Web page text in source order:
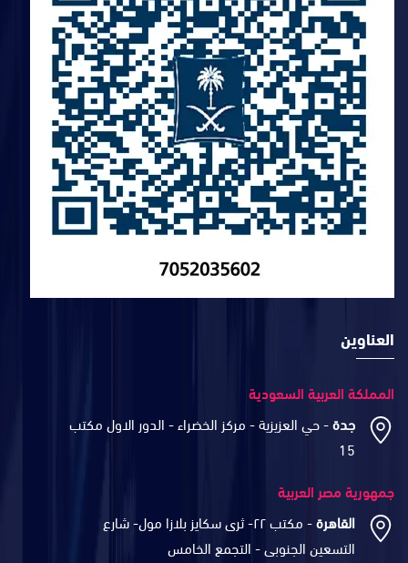
العناوين
المملكة العربية السعودية
جدة- حي العزيزية - مركز الخضراء - الدور الاول مكتب
15
جمهورية مصر العربية
القاهرة
- مكتب ٢٢- ثرى سكايز بلازا مول- شارع
التسعين الجنوبى - التجمع الخامس